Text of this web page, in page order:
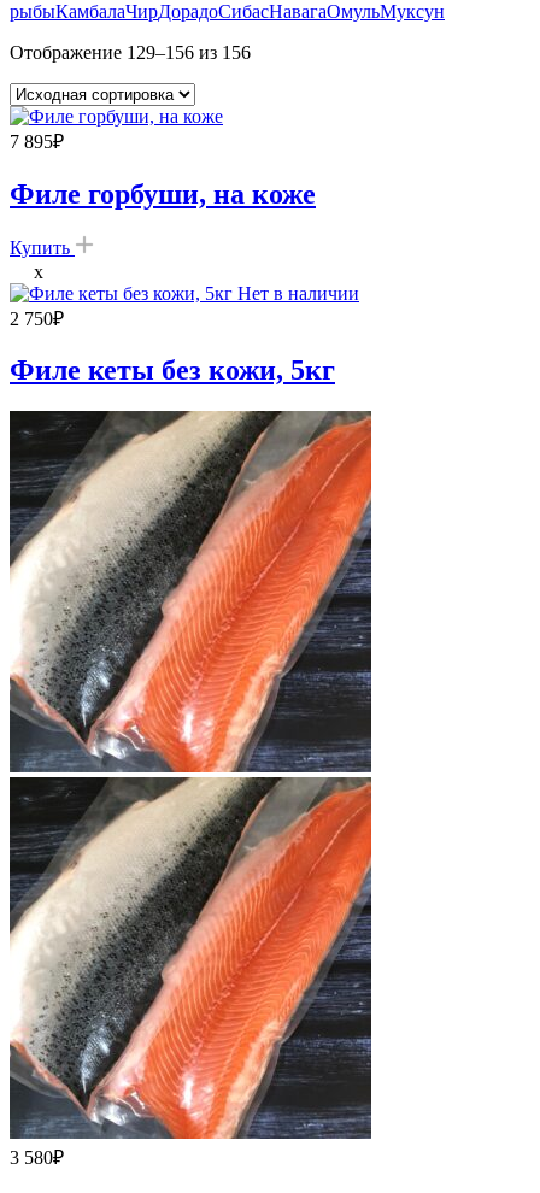
рыбыКамбалаЧирДорадоСибасНавагаОмульМуксун
Отображение 129–156 из 156
7 895₽
Филе горбуши, на коже
Купить
x
Нет в наличии
2 750₽
Филе кеты без кожи, 5кг
3 580₽